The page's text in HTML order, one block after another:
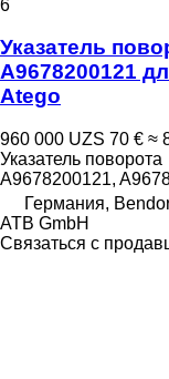
6
Указатель
A9678200121
Atego
960 000 UZS 70 € ≈
Указатель поворота
A9678200121,
Германия,
ATB GmbH
Связаться с